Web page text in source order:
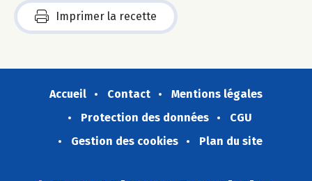
Imprimer la recette
Accueil Contact
Mentions légales
Protection des données
CGU
Gestion des cookies
Plan du site